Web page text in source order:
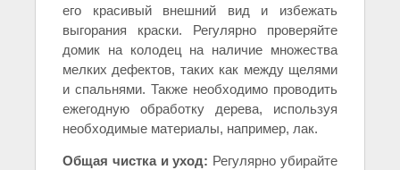
его красивый внешний вид и избежать
выгорания краски. Регулярно проверяйте
домик на колодец на наличие множества
мелких дефектов, таких как между щелями
и спальнями. Также необходимо проводить
ежегодную обработку дерева, используя
необходимые материалы, например, лак.
Общая чистка и уход: Регулярно убирайте